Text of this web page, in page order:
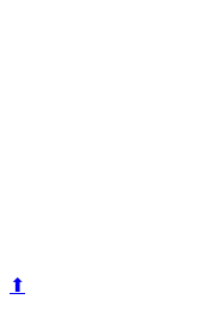
⬆